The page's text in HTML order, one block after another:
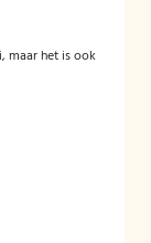
maar het is ook